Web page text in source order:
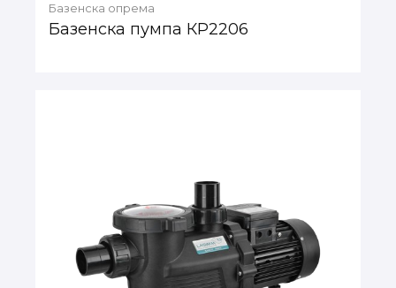
Базенска опрема
Базенска пумпа КР2206